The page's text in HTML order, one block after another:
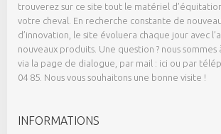
trouverez sur ce site tout le matériel
votre cheval. En recherche constante de
d’innovation, le site évoluera chaque jour avec
nouveaux produits. Une question ? nous
via la page de dialogue, par mail : ici ou par
04 85. Nous vous souhaitons une bonne visite !
INFORMATIONS